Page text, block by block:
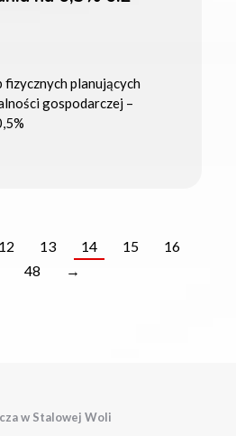
fizycznych planujących
gospodarczej –
12 13 14 15
16
48 →
w Stalowej Woli